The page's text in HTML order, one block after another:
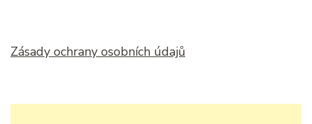
Zásady ochrany osobních údajů